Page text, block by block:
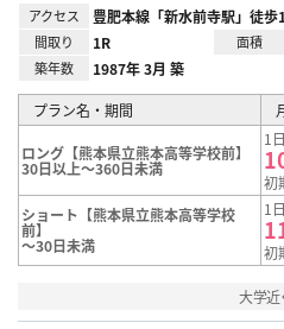
アクセス 豊肥本線「新水前寺駅」徒歩
間取り 1R 面積
築年数 1987年 3月 築
プラン名・期間
ロング【熊本県立熊本高等学校前】
30日以上～360日未満
1
初
ショート【熊本県立熊本高等学校
前】
～30日未満
1
初
大学近